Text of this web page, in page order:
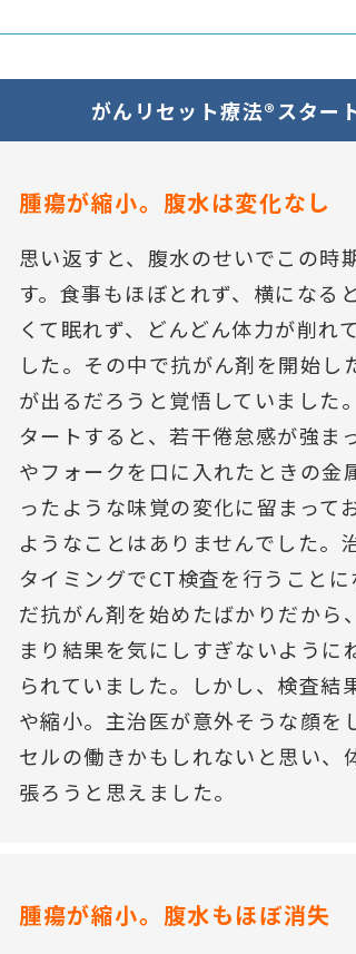
がんリセット療法®スター
腫瘍が縮小。腹水は変化なし
思い返すと、腹水のせいでこの時
す。食事もほぼとれず、横になる
くて眠れず、どんどん体力が削れ
した。その中で抗がん剤を開始し
が出るだろうと覚悟していました
タートすると、若干倦怠感が強ま
やフォークを口に入れたときの金
ったような味覚の変化に留まって
ようなことはありませんでした。
タイミングでCT検査を行うこと
だ抗がん剤を始めたばかりだから
まり結果を気にしすぎないように
られていました。しかし、検査結
や縮小。主治医が意外そうな顔を
セルの働きかもしれないと思い、
張ろうと思えました。
腫瘍が縮小。腹水もほぼ消失